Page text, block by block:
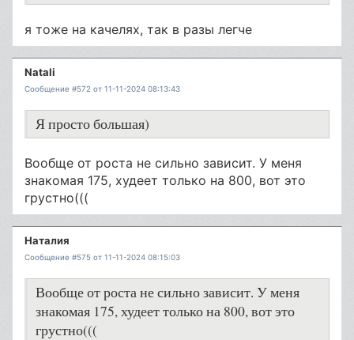
я тоже на качелях, так в разы легче
Natali
Сообщение #572 от 11-11-2024 08:13:43
Я просто большая)
Вообще от роста не сильно зависит. У меня
знакомая 175, худеет только на 800, вот это
грустно(((
Наталия
Сообщение #575 от 11-11-2024 08:15:03
Вообще от роста не сильно зависит. У меня
знакомая 175, худеет только на 800, вот это
грустно(((